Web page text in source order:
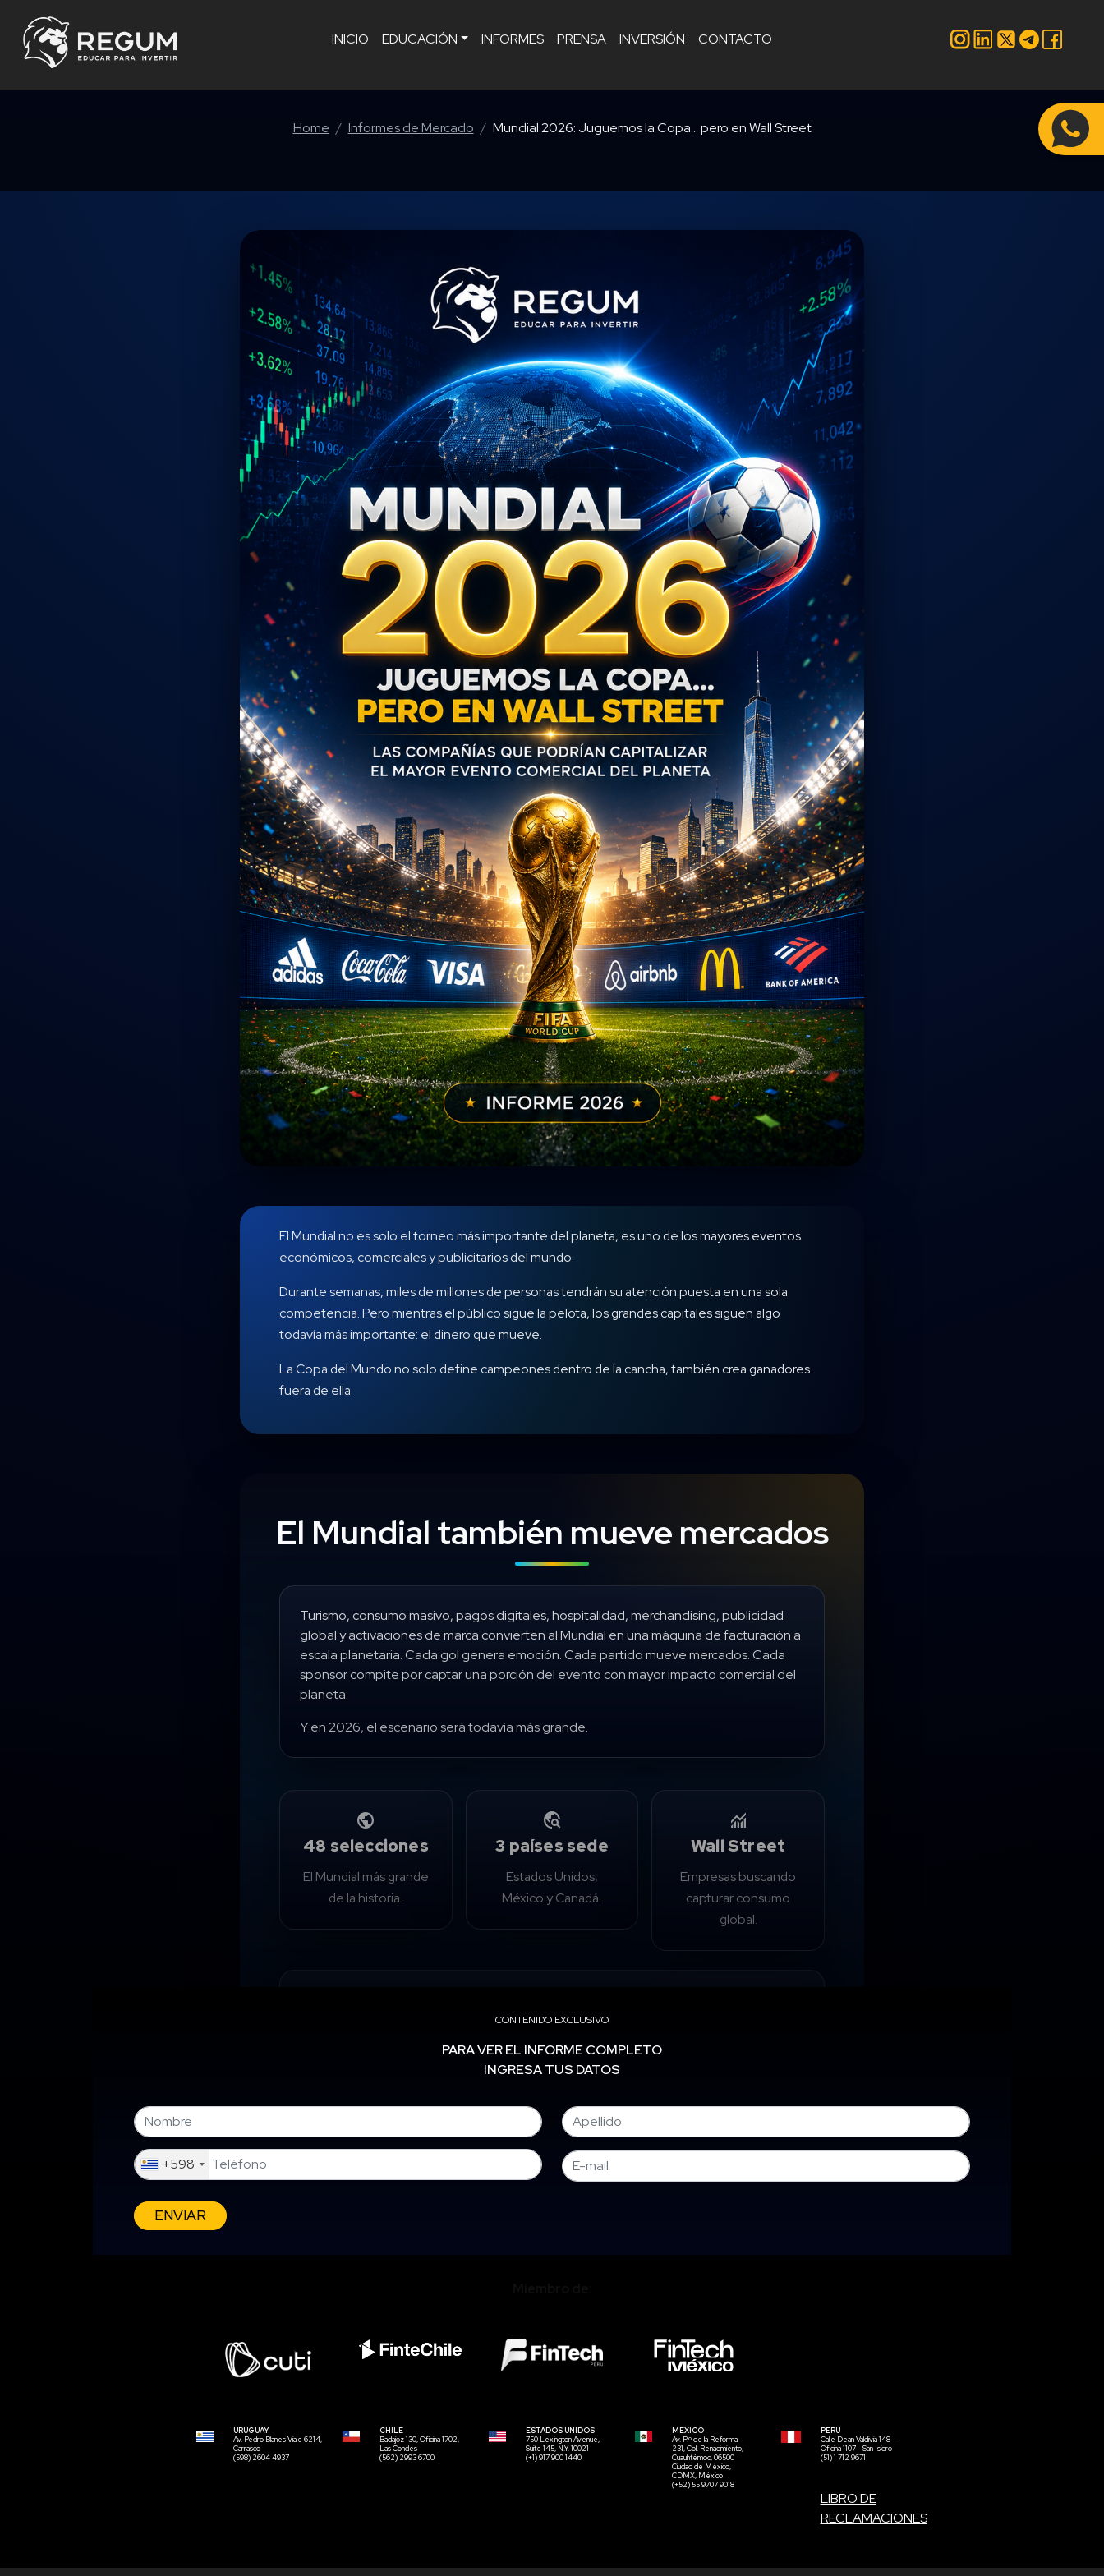
INICIO EDUCACIÓN INFORMES PRENSA INVERSIÓN CONTACTO
Home Informes de Mercado Mundial 2026: Juguemos la Copa… pero en Wall Street
El Mundial no es solo el torneo más importante del planeta, es uno de los mayores eventos
económicos, comerciales y publicitarios del mundo.
Durante semanas, miles de millones de personas tendrán su atención puesta en una sola
competencia. Pero mientras el público sigue la pelota, los grandes capitales siguen algo
todavía más importante: el dinero que mueve.
La Copa del Mundo no solo define campeones dentro de la cancha, también crea ganadores
fuera de ella.
CONTENIDO EXCLUSIVO
PARA VER EL INFORME COMPLETO
INGRESA TUS DATOS
+598
ENVIAR
El Mundial también mueve mercados
Turismo, consumo masivo, pagos digitales, hospitalidad, merchandising, publicidad
global y activaciones de marca convierten al Mundial en una máquina de facturación a
escala planetaria. Cada gol genera emoción. Cada partido mueve mercados. Cada
sponsor compite por captar una porción del evento con mayor impacto comercial del
planeta.
Y en 2026, el escenario será todavía más grande.
public
48 selecciones
El Mundial más grande
de la historia.
travel_explore
3 países sede
Estados Unidos,
México y Canadá.
monitoring
Wall Street
Empresas buscando
capturar consumo
global.
más ambicioso de la historia, podría comenzar a jugar otro torneo paralelo: el de las
Porque mientras las selecciones compiten por levantar la copa, algunas acciones
URUGUAY
Av. Pedro Blanes Viale 6214,
Carrasco
(598) 2604 4937
CHILE
Badajoz 130, Oficina 1702,
Las Condes
(562) 2993 6700
ESTADOS UNIDOS
750 Lexington Avenue,
Suite 145, N.Y. 10021
(+1) 917 900 1440
MÉXICO
Av. P.º de la Reforma
231, Col. Renacimiento,
Cuauhtémoc, 06500
Ciudad de México,
CDMX, México
(+52) 55 9707 9018
PERÚ
Calle Dean Valdivia 148 -
Oficina 1107 - San Isidro
(51) 1 712 9671
LIBRO DE
RECLAMACIONES